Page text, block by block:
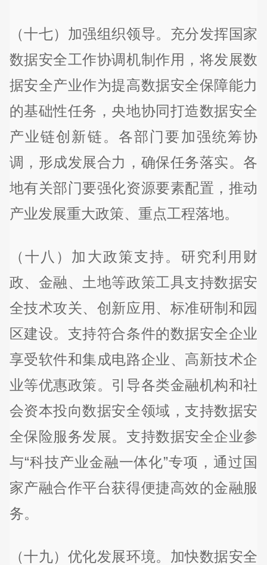
（十七）加强组织领导。充分发挥国家
数据安全工作协调机制作用，将发展数
据安全产业作为提高数据安全保障能力
的基础性任务，央地协同打造数据安全
产业链创新链。各部门要加强统筹协
调，形成发展合力，确保任务落实。各
地有关部门要强化资源要素配置，推动
产业发展重大政策、重点工程落地。
（十八）加大政策支持。研究利用财
政、金融、土地等政策工具支持数据安
全技术攻关、创新应用、标准研制和园
区建设。支持符合条件的数据安全企业
享受软件和集成电路企业、高新技术企
业等优惠政策。引导各类金融机构和社
会资本投向数据安全领域，支持数据安
全保险服务发展。支持数据安全企业参
与“科技产业金融一体化”专项，通过国
家产融合作平台获得便捷高效的金融服
务。
（十九）优化发展环境。加快数据安全